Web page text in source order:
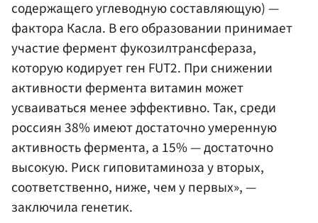
содержащего углеводную составляющую) —
фактора Касла. В его образовании принимает
участие фермент фукозилтрансфераза,
которую кодирует ген FUT2. При снижении
активности фермента витамин может
усваиваться менее эффективно. Так, среди
россиян 38% имеют достаточно умеренную
активность фермента, а 15% — достаточно
высокую. Риск гиповитаминоза у вторых,
соответственно, ниже, чем у первых», —
заключила генетик.